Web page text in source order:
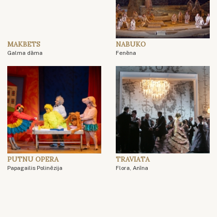
MAKBETS
Galma dāma
NABUKO
Fenēna
PUTNU OPERA
Papagailis Polinēzija
TRAVIATA
Flora, Anīna